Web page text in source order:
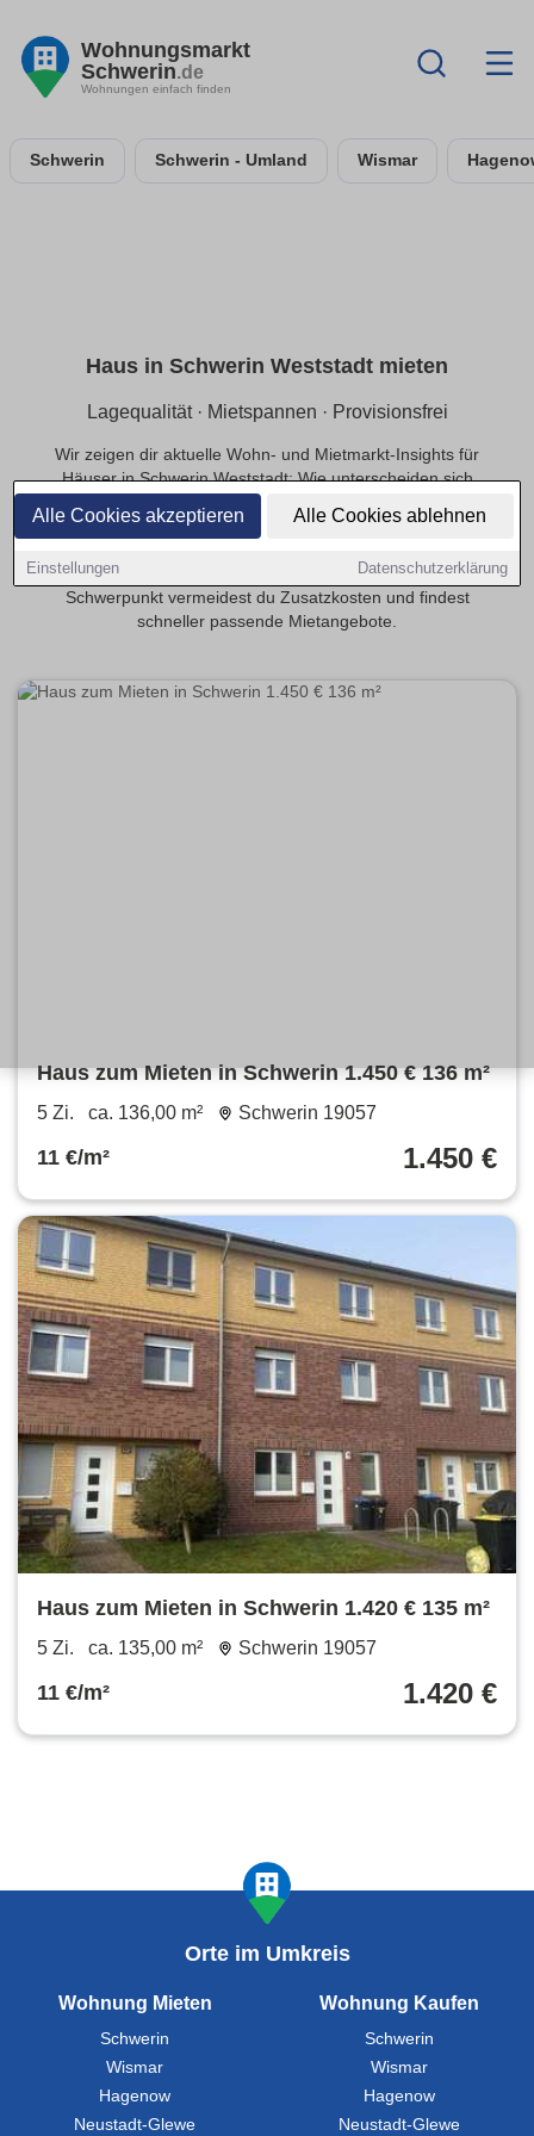
Alle Cookies akzeptieren Alle Cookies ablehnen
Einstellungen Datenschutzerklärung
Wohnungsmarkt
Schwerin.de
Wohnungen einfach finden
Schwerin Schwerin - Umland Wismar
Haus in Schwerin Weststadt mieten
Lagequalität · Mietspannen · Provisionsfrei
Wir zeigen dir aktuelle Wohn- und Mietmarkt-Insights für
Häuser in Schwerin Weststadt: Wie unterscheiden sich
Mietpreise innerhalb der Lage, welche Infrastruktur
beeinflusst die Nachfrage und welche Preisbereiche sind
Planung deiner monatlichen Kosten. Mit provisionsfrei als
Schwerpunkt vermeidest du Zusatzkosten und findest
schneller passende Mietangebote.
Haus zum Mieten in Schwerin 1.450 € 136 m²
5 Zi. ca. 136,00 m² Schwerin 19057
11 €/m² 1.450 €
Haus zum Mieten in Schwerin 1.420 € 135 m²
5 Zi. ca. 135,00 m² Schwerin 19057
11 €/m² 1.420 €
Orte im Umkreis
Wohnung Mieten
Schwerin
Wismar
Hagenow
Neustadt-Glewe
Wohnung Kaufen
Schwerin
Wismar
Hagenow
Neustadt-Glewe